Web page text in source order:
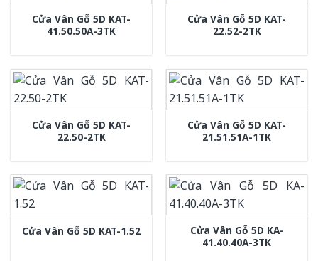
Cửa Vân Gỗ 5D KAT-
41.50.50A-3TK
Cửa Vân Gỗ 5D KAT-
22.52-2TK
Cửa Vân Gỗ 5D KAT-
22.50-2TK
Cửa Vân Gỗ 5D KAT-
21.51.51A-1TK
Cửa Vân Gỗ 5D KAT-1.52
Cửa Vân Gỗ 5D KA-
41.40.40A-3TK